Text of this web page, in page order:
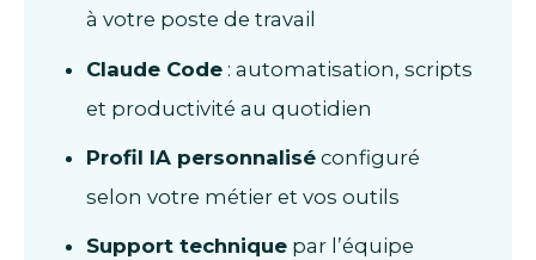
à votre poste de travail
Claude Code: automatisation, scripts
et productivité au quotidien
Profil IA personnaliséconfiguré
selon votre métier et vos outils
Support techniquepar l’équipe